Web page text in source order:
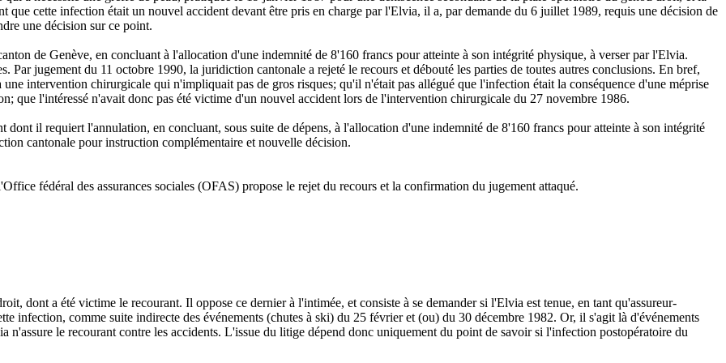
que cette infection était un nouvel accident devant être pris en charge par l'Elvia, il a, par demande du 6 juillet 1989, requis une décision de
une décision sur ce point.
de Genève, en concluant à l'allocation d'une indemnité de 8'160 francs pour atteinte à son intégrité physique, à verser par l'Elvia.
Par jugement du 11 octobre 1990, la juridiction cantonale a rejeté le recours et débouté les parties de toutes autres conclusions. En bref,
intervention chirurgicale qui n'impliquait pas de gros risques; qu'il n'était pas allégué que l'infection était la conséquence d'une méprise
que l'intéressé n'avait donc pas été victime d'un nouvel accident lors de l'intervention chirurgicale du 27 novembre 1986.
il requiert l'annulation, en concluant, sous suite de dépens, à l'allocation d'une indemnité de 8'160 francs pour atteinte à son intégrité
cantonale pour instruction complémentaire et nouvelle décision.
fédéral des assurances sociales (OFAS) propose le rejet du recours et la confirmation du jugement attaqué.
dont a été victime le recourant. Il oppose ce dernier à l'intimée, et consiste à se demander si l'Elvia est tenue, en tant qu'assureur-
infection, comme suite indirecte des événements (chutes à ski) du 25 février et (ou) du 30 décembre 1982. Or, il s'agit là d'événements
n'assure le recourant contre les accidents. L'issue du litige dépend donc uniquement du point de savoir si l'infection postopératoire du